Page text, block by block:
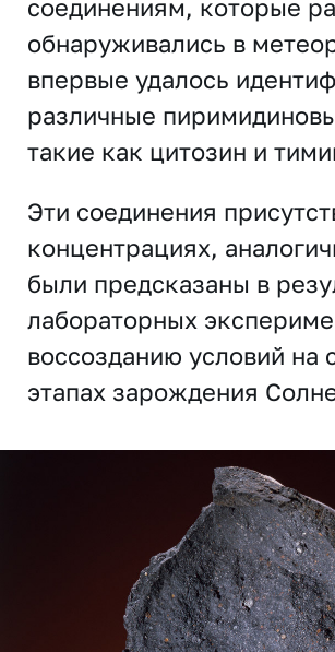
соединениям, которые
обнаруживались в
впервые удалось
различные
такие как цитозин и
Эти соединения
концентрациях,
были предсказаны в
лабораторных
воссозданию условий на
этапах зарождения